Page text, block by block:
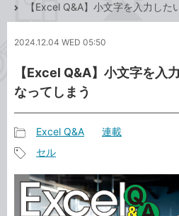
ネ
ト
【Excel Q&A】小文字を入力し
2024.12.04 WED 05:50
【Excel Q&A】小文字を入
なってしまう
事
カ
テ
ゴ
Excel Q&A 連載
事
タ
セル